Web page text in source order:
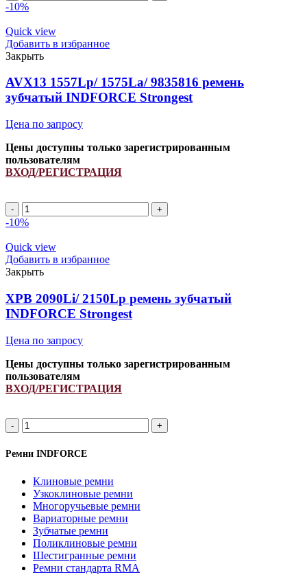
1882Lp/
ремень
зубчатый
INDFORCE
Strongest
quantity
-10%
Quick view
Добавить в избранное
Закрыть
AVX13 1557Lp/ 1575La/ 9835816 ремень
зубчатый INDFORCE Strongest
Цена по запросу
Цены доступны только зарегистрированным
пользователям
ВХОД/РЕГИСТРАЦИЯ
AVX13
1557Lp/
9835816
ремень
зубчатый
INDFORCE
Strongest
quantity
-10%
Quick view
Добавить в избранное
Закрыть
XPB 2090Li/ 2150Lp ремень зубчатый
INDFORCE Strongest
Цена по запросу
Цены доступны только зарегистрированным
пользователям
ВХОД/РЕГИСТРАЦИЯ
XPB
2090Li/
2150Lp
ремень
INDFORCE
Strongest
quantity
Ремни INDFORCE
Клиновые ремни
Узкоклиновые ремни
Многоручьевые ремни
Вариаторные ремни
Зубчатые ремни
Поликлиновые ремни
Шестигранные ремни
Ремни стандарта RMA